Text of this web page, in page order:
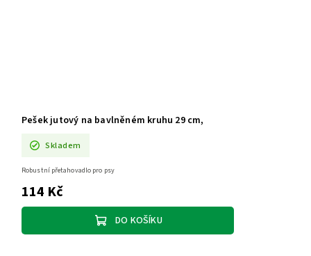
Pešek jutový na bavlněném kruhu 29 cm,
Skladem
114 Kč
DO KOŠÍKU
Robustní přetahovadlo pro psy